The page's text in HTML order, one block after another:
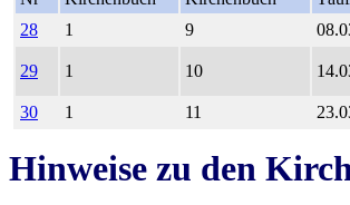
28
1 9
29 1 10
30 1 11
Hinweise zu den